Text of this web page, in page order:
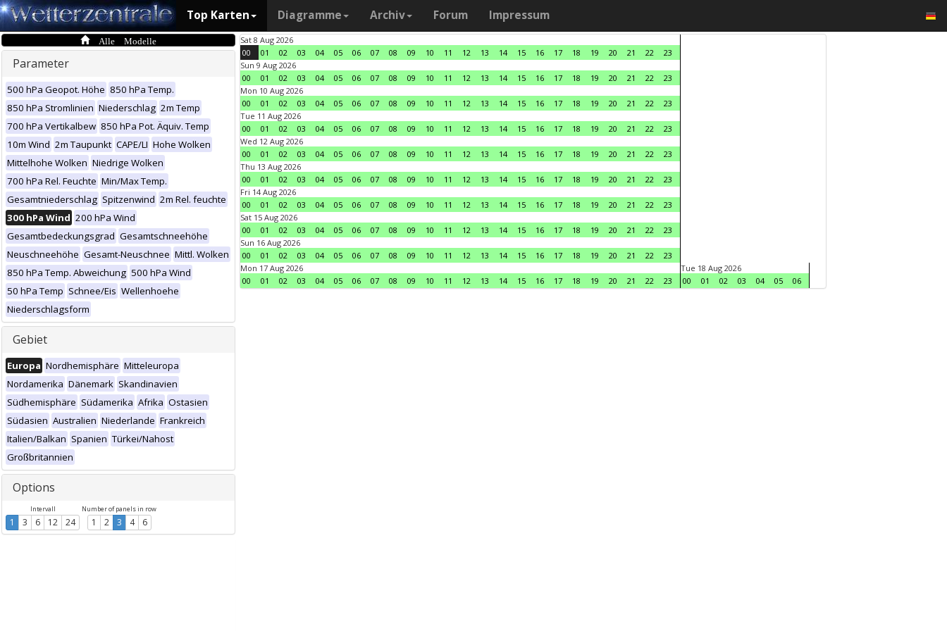
Top Karten Diagramme Archiv Forum Impressum
Alle Modelle
Parameter
500 hPa Geopot. Höhe 850 hPa Temp.
850 hPa Stromlinien Niederschlag 2m Temp
700 hPa Vertikalbew 850 hPa Pot. Äquiv. Temp
10m Wind 2m Taupunkt CAPE/LI Hohe Wolken
Mittelhohe Wolken Niedrige Wolken
700 hPa Rel. Feuchte Min/Max Temp.
Gesamtniederschlag Spitzenwind 2m Rel. feuchte
300 hPa Wind 200 hPa Wind
Gesamtbedeckungsgrad Gesamtschneehöhe
Neuschneehöhe Gesamt-Neuschnee Mittl. Wolken
850 hPa Temp. Abweichung 500 hPa Wind
50 hPa Temp Schnee/Eis Wellenhoehe
Niederschlagsform
Gebiet
Europa Nordhemisphäre Mitteleuropa
Nordamerika Dänemark Skandinavien
Südhemisphäre Südamerika Afrika Ostasien
Südasien Australien Niederlande Frankreich
Italien/Balkan Spanien Türkei/Nahost
Großbritannien
Options
Intervall
1 3 6 12 24
Number of panels in row
1 2 3 4 6
Sat 8 Aug 2026
00
01 02 03 04 05 06 07 08 09 10 11 12 13 14 15 16 17 18 19 20 21 22
23
Sun 9 Aug 2026
00
01 02 03 04 05 06 07 08 09 10 11 12 13 14 15 16 17 18 19 20 21 22
23
Mon 10 Aug 2026
00
01 02 03 04 05 06 07 08 09 10 11 12 13 14 15 16 17 18 19 20 21 22
23
Tue 11 Aug 2026
00
01 02 03 04 05 06 07 08 09 10 11 12 13 14 15 16 17 18 19 20 21 22
23
Wed 12 Aug 2026
00
01 02 03 04 05 06 07 08 09 10 11 12 13 14 15 16 17 18 19 20 21 22
23
Thu 13 Aug 2026
00
01 02 03 04 05 06 07 08 09 10 11 12 13 14 15 16 17 18 19 20 21 22
23
Fri 14 Aug 2026
00
01 02 03 04 05 06 07 08 09 10 11 12 13 14 15 16 17 18 19 20 21 22
23
Sat 15 Aug 2026
00
01 02 03 04 05 06 07 08 09 10 11 12 13 14 15 16 17 18 19 20 21 22
23
Sun 16 Aug 2026
00
01 02 03 04 05 06 07 08 09 10 11 12 13 14 15 16 17 18 19 20 21 22
23
Mon 17 Aug 2026
00
01 02 03 04 05 06 07 08 09 10 11 12 13 14 15 16 17 18 19 20 21 22 23
Tue 18 Aug 2026
00
01 02 03 04 05 06